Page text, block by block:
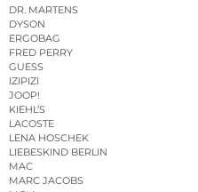
DR. MARTENS
DYSON
ERGOBAG
FRED PERRY
GUESS
IZIPIZI
JOOP!
KIEHL’S
LACOSTE
LENA HOSCHEK
LIEBESKIND BERLIN
MAC
MARC JACOBS